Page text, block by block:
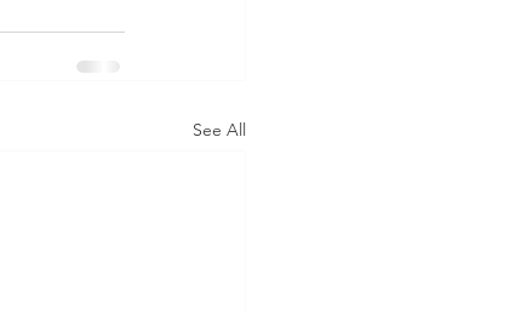
See All